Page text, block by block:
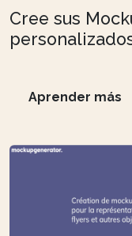
Cree sus
Aprender más